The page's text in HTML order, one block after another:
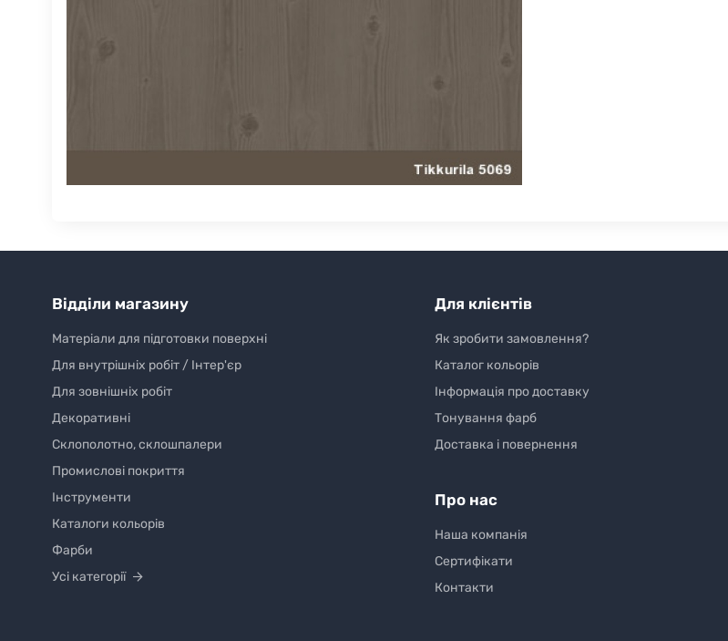
Відділи магазину
Матеріали для підготовки поверхні
Для внутрішніх робіт / Інтер'єр
Для зовнішніх робіт
Декоративні
Склополотно, склошпалери
Промислові покриття
Інструменти
Каталоги кольорів
Фарби
Усі категорії
Для клієнтів
Як зробити замовлення?
Каталог кольорів
Інформація про доставку
Тонування фарб
Доставка і повернення
Про нас
Наша компанія
Сертифікати
Контакти